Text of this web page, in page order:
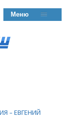
Меню
– ЕВГЕНИЙ